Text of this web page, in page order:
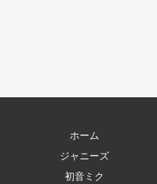
ホーム
ジャニーズ
初音ミク